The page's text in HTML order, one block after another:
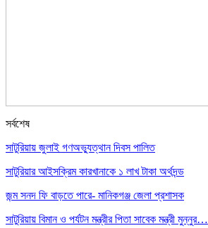
সর্বশেষ
সাটুরিয়ায় জুলাই গণঅভ্যুত্থান দিবস পালিত
সাটুরিয়ার আইসক্রিম কারখানাকে ১ লাখ টাকা অর্থদন্ড
জন্ম সনদ ফি বাড়তে পারে- মানিকগঞ্জ জেলা প্রশাসক
সাটুরিয়ায় বিমান ও পর্যটন মন্ত্রীর পিতা সাবেক মন্ত্রী মুন্নুর…